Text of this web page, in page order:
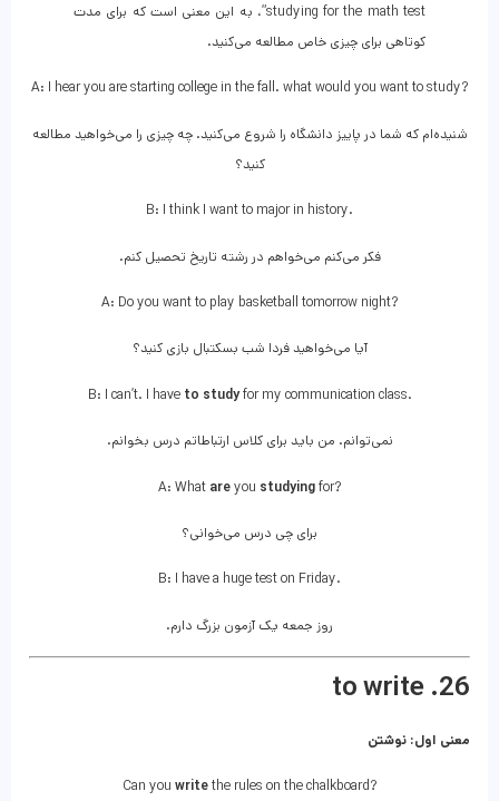
studying for the math test”، به این معنی است که برای مدت
کوتاهی برای چیزی خاص مطالعه می‌کنید.
A: I hear you are starting college in the fall. what would you want to study?
شنیده‌ام که شما در پاییز دانشگاه را شروع می‌کنید. چه چیزی را می‌خواهید مطالعه
کنید؟
B: I think I want to major in history.
فکر می‌کنم می‌خواهم در رشته تاریخ تحصیل کنم.
A: Do you want to play basketball tomorrow night?
آیا می‌خواهید فردا شب بسکتبال بازی کنید؟
B: I can’t. I have to studyfor my communication class.
نمی‌توانم. من باید برای کلاس ارتباطاتم درس بخوانم.
A: What areyou studyingfor?
برای چی درس می‌خوانی؟
B: I have a huge test on Friday.
روز جمعه یک آزمون بزرگ دارم.
26. to write
معنی اول: نوشتن
Can you writethe rules on the chalkboard?